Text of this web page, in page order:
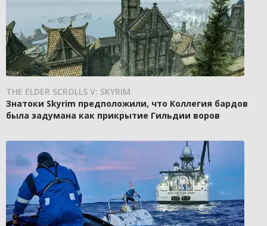
THE ELDER SCROLLS V: SKYRIM
Знатоки Skyrim предположили, что Коллегия бардов
была задумана как прикрытие Гильдии воров